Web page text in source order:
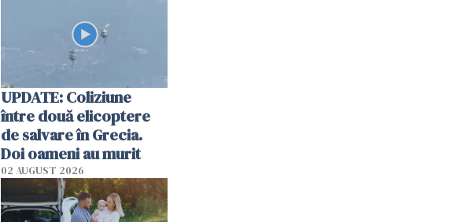
UPDATE: Coliziune
între două elicoptere
de salvare în Grecia.
Doi oameni au murit
02 AUGUST 2026